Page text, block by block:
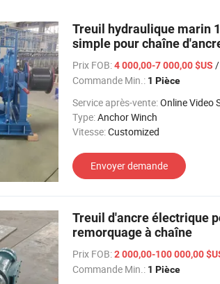
Treuil hydraulique marin
simple pour chaîne
Prix FOB:4 000,00-7 000,00 $US /
Commande Min.: 1 Pièce
Service après-vente:Online Video
Type:Anchor Winch
Vitesse:Customized
Envoyer demande
Treuil d'ancre électrique
remorquage à chaîne
Prix FOB:2 000,00-100 000,00
Commande Min.: 1 Pièce